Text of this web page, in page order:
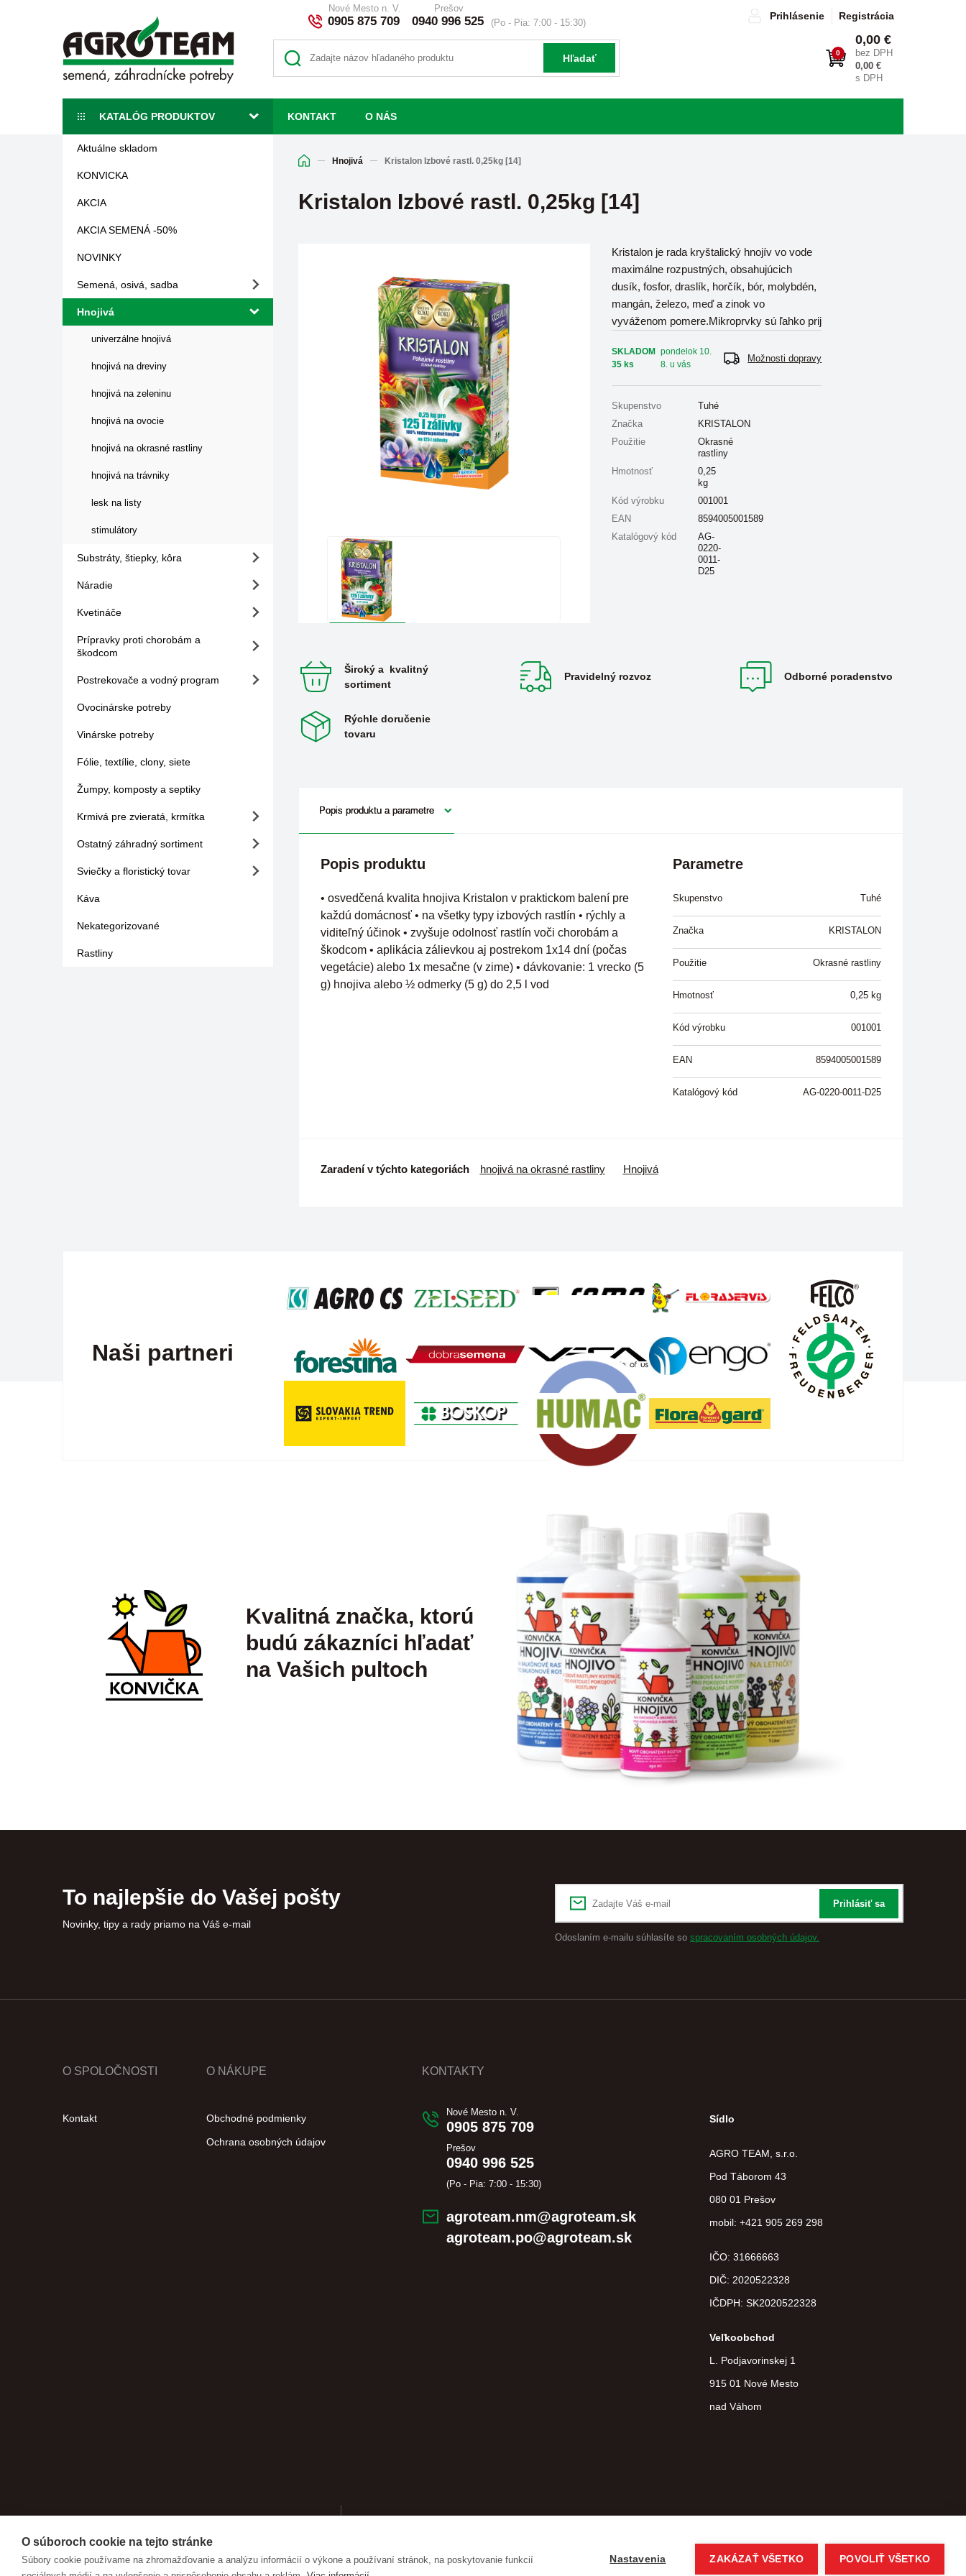
Nové Mesto n. V.
0905 875 709
Prešov
0940 996 525 (Po - Pia: 7:00 - 15:30)
Prihlásenie Registrácia
Hľadať 0
0,00 €
bez DPH
0,00 €
s DPH
KONTAKT O NÁS
KATALÓG PRODUKTOV
Aktuálne skladom
KONVICKA
AKCIA
AKCIA SEMENÁ -50%
NOVINKY
Semená, osivá, sadba
Hnojivá
univerzálne hnojivá
hnojivá na dreviny
hnojivá na zeleninu
hnojivá na ovocie
hnojivá na okrasné rastliny
hnojivá na trávniky
lesk na listy
stimulátory
Substráty, štiepky, kôra
Náradie
Kvetináče
Prípravky proti chorobám a
škodcom
Postrekovače a vodný program
Ovocinárske potreby
Vinárske potreby
Fólie, textílie, clony, siete
Žumpy, komposty a septiky
Krmivá pre zvieratá, krmítka
Ostatný záhradný sortiment
Sviečky a floristický tovar
Káva
Nekategorizované
Rastliny
Hnojivá Kristalon Izbové rastl. 0,25kg [14]
Kristalon Izbové rastl. 0,25kg [14]
Kristalon je rada kryštalický hnojív vo vode
maximálne rozpustných, obsahujúcich
dusík, fosfor, draslík, horčík, bór, molybdén,
mangán, železo, meď a zinok vo
vyváženom pomere.Mikroprvky sú ľahko prij
SKLADOM
35 ks
pondelok 10.
8. u vás
Možnosti dopravy
Skupenstvo
Tuhé
Značka
KRISTALON
Použitie
Okrasné
rastliny
Hmotnosť
0,25
kg
Kód výrobku
001001
EAN
8594005001589
Katalógový kód
AG-
0220-
0011-
D25
Široký a kvalitný
sortiment
Pravidelný rozvoz Odborné poradenstvo
Rýchle doručenie
tovaru
Popis produktu a parametre
Popis produktu
• osvedčená kvalita hnojiva Kristalon v praktickom balení pre
každú domácnosť • na všetky typy izbových rastlín • rýchly a
viditeľný účinok • zvyšuje odolnosť rastlín voči chorobám a
škodcom • aplikácia zálievkou aj postrekom 1x14 dní (počas
vegetácie) alebo 1x mesačne (v zime) • dávkovanie: 1 vrecko (5
g) hnojiva alebo ½ odmerky (5 g) do 2,5 l vod
Parametre
Skupenstvo Tuhé
Značka KRISTALON
Použitie Okrasné rastliny
Hmotnosť 0,25 kg
Kód výrobku 001001
EAN 8594005001589
Katalógový kód AG-0220-0011-D25
Zaradení v týchto kategoriách hnojivá na okrasné rastliny Hnojivá
Naši partneri
Kvalitná značka, ktorú
budú zákazníci hľadať
na Vašich pultoch
To najlepšie do Vašej pošty
Novinky, tipy a rady priamo na Váš e-mail
Prihlásiť sa
Odoslaním e-mailu súhlasíte so spracovaním osobných údajov.
O SPOLOČNOSTI
Kontakt
O NÁKUPE
Obchodné podmienky
Ochrana osobných údajov
KONTAKTY
Nové Mesto n. V.
0905 875 709
Prešov
0940 996 525
(Po - Pia: 7:00 - 15:30)
agroteam.nm@agroteam.sk
agroteam.po@agroteam.sk
Sídlo
AGRO TEAM, s.r.o.
Pod Táborom 43
080 01 Prešov
mobil: +421 905 269 298
IČO: 31666663
DIČ: 2020522328
IČDPH: SK2020522328
Veľkoobchod
L. Podjavorinskej 1
915 01 Nové Mesto
nad Váhom
O súboroch cookie na tejto stránke
Súbory cookie používame na zhromažďovanie a analýzu informácií o výkone a používaní stránok, na poskytovanie funkcií
Nastavenia ZAKÁZAŤ VŠETKO POVOLIŤ VŠETKO